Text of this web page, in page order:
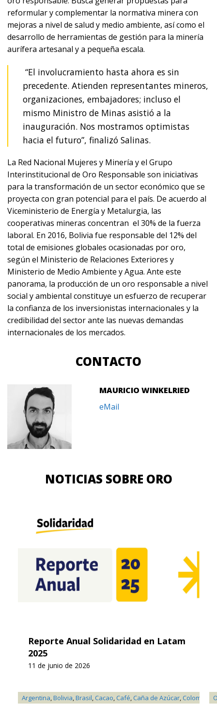
reformular y complementar la normativa minera con
mejoras a nivel de salud y medio ambiente, así como el
desarrollo de herramientas de gestión para la minería
aurífera artesanal y a pequeña escala.
“El involucramiento hasta ahora es sin
precedente. Atienden representantes mineros,
organizaciones, embajadores; incluso el
mismo Ministro de Minas asistió a la
inauguración. Nos mostramos optimistas
hacia el futuro”, finalizó Salinas.
La Red Nacional Mujeres y Minería y el Grupo
Interinstitucional de Oro Responsable son iniciativas
para la transformación de un sector económico que se
proyecta con gran potencial para el país. De acuerdo al
Viceministerio de Energía y Metalurgia, las
cooperativas mineras concentran el 30% de la fuerza
laboral. En 2016, Bolivia fue responsable del 12% del
total de emisiones globales ocasionadas por oro,
según el Ministerio de Relaciones Exteriores y
Ministerio de Medio Ambiente y Agua. Ante este
panorama, la producción de un oro responsable a nivel
social y ambiental constituye un esfuerzo de recuperar
la confianza de los inversionistas internacionales y la
credibilidad del sector ante las nuevas demandas
internacionales de los mercados.
CONTACTO
MAURICIO WINKELRIED
eMail
NOTICIAS SOBRE ORO
Argentina,Bolivia,Brasil,Cacao,Café,Caña de Azúcar,Colombia
Reporte Anual Solidaridad en Latam
2025
11 de junio de 2026